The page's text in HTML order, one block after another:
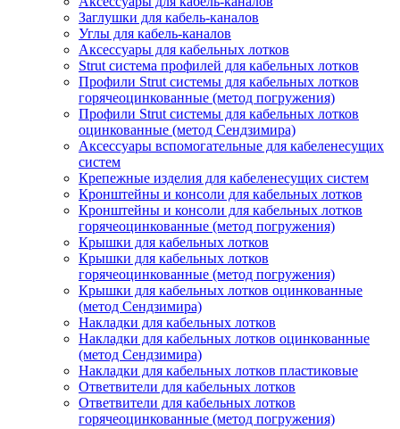
Заглушки для кабель-каналов
Углы для кабель-каналов
Аксессуары для кабельных лотков
Strut система профилей для кабельных лотков
Профили Strut системы для кабельных лотков
горячеоцинкованные (метод погружения)
Профили Strut системы для кабельных лотков
оцинкованные (метод Сендзимира)
Аксессуары вспомогательные для кабеленесущих
систем
Крепежные изделия для кабеленесущих систем
Кронштейны и консоли для кабельных лотков
Кронштейны и консоли для кабельных лотков
горячеоцинкованные (метод погружения)
Крышки для кабельных лотков
Крышки для кабельных лотков
горячеоцинкованные (метод погружения)
Крышки для кабельных лотков оцинкованные
(метод Сендзимира)
Накладки для кабельных лотков
Накладки для кабельных лотков оцинкованные
(метод Сендзимира)
Накладки для кабельных лотков пластиковые
Ответвители для кабельных лотков
Ответвители для кабельных лотков
горячеоцинкованные (метод погружения)